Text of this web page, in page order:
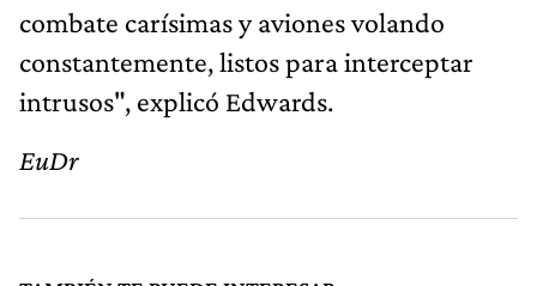
combate carísimas y aviones volando
constantemente, listos para interceptar
intrusos", explicó Edwards.
EuDr